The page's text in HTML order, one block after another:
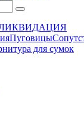
Пуговицы
для сумок